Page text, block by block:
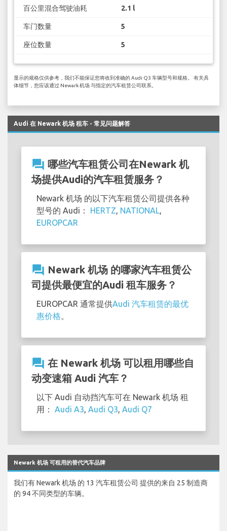
百公里混合驾驶油耗 2.1 l
车门数量 5
座位数量 5
显示的规格仅供参考，我们不能保证您将收到准确的 Audi Q3 车辆型号和规格。 有关具
体细节，您应该通过 Newark 机场 与指定的汽车租赁公司联系。
Audi 在 Newark 机场 租车 - 常见问题解答
question_answer 哪些汽车租赁公司在Newark 机
场提供Audi的汽车租赁服务？
Newark 机场 的以下汽车租赁公司提供各种
型号的 Audi： HERTZ NATIONAL
EUROPCAR
question_answer Newark 机场 的哪家汽车租赁公
司提供最便宜的Audi 租车服务？
EUROPCAR 通常提供Audi 汽车租赁的最优
惠价格
question_answer 在 Newark 机场 可以租用哪些自
动变速箱 Audi 汽车？
以下 Audi 自动挡汽车可在 Newark 机场 租
用： Audi A3 Audi Q3 Audi Q7
Newark 机场 可租用的替代汽车品牌
我们有 Newark 机场 的 13 汽车租赁公司 提供的来自 25 制造商
的 94 不同类型的车辆。